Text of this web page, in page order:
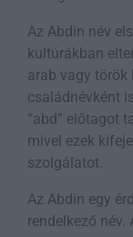
Az Abdin név
kultúrákban
arab vagy török
családnévként
“abd” előtagot
mivel ezek
szolgálatot.
Az Abdin egy
rendelkező